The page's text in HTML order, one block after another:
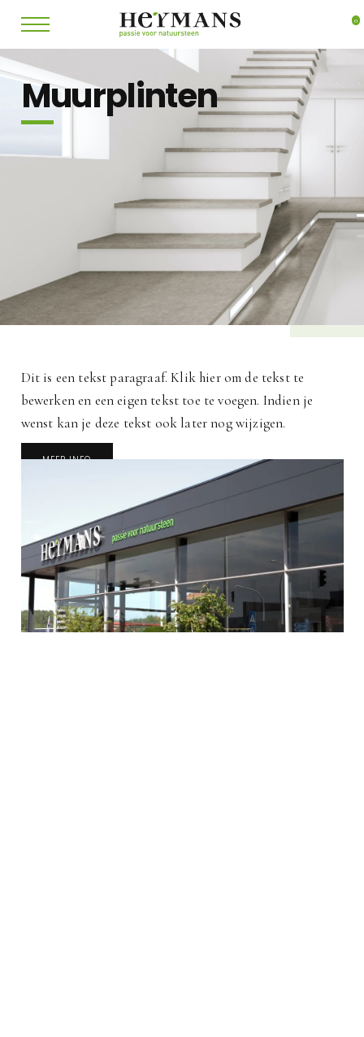
0
Muurplinten
Dit is een tekst paragraaf. Klik hier om de tekst te
bewerken en een eigen tekst toe te voegen. Indien je
wenst kan je deze tekst ook later nog wijzigen.
MEER INFO